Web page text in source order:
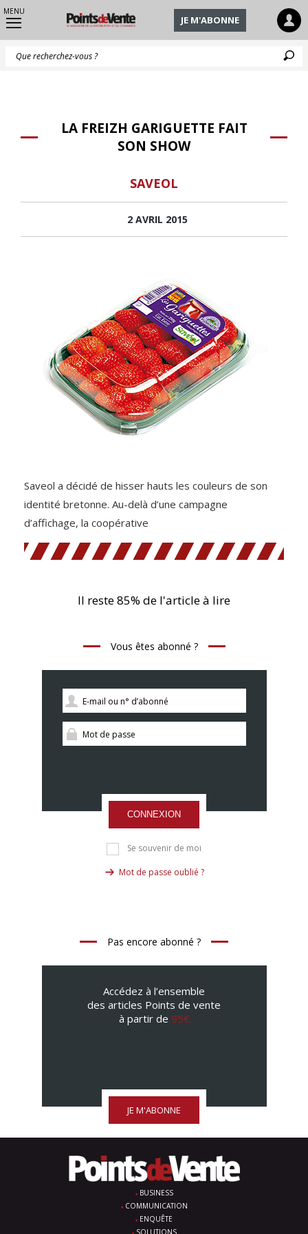
MENU
JE M'ABONNE
LA FREIZH GARIGUETTE FAIT
SON SHOW
SAVEOL
2 AVRIL 2015
Saveol a décidé de hisser hauts les couleurs de son
identité bretonne. Au-delà d’une campagne
d’affichage, la coopérative
Il reste 85% de l'article à lire
Vous êtes abonné ?
CONNEXION
Se souvenir de moi
Mot de passe oublié ?
Pas encore abonné ?
Accédez à l’ensemble
des articles Points de vente
à partir de 95€
JE M'ABONNE
BUSINESS
COMMUNICATION
ENQUÊTE